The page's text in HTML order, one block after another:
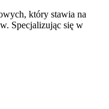
który stawia na
Specjalizując się w